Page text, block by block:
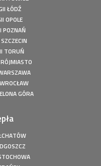
- Szczecin - Instalacja
- Wołuszewo -
9,81 kWp
fotowoltaiczna o
- Borek - Instalacja
Instalacja fotowoltaiczna
fotowoltaiczna o
ŁÓDŹ
OPOLE
POZNAŃ
TORUŃ
GÓRA